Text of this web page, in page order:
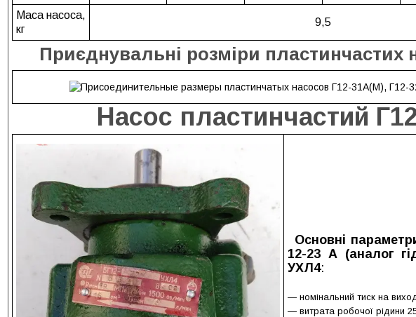
Маса насоса,
кг
9,5
Приєднувальні розміри пластинчастих
Насос пластинчастий
Основні
12-23 А (аналог
УХЛ4:
— номінальний тиск на
— витрата робочої рідини